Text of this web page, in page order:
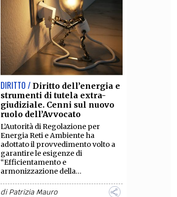
DIRITTO / Diritto dell’energia e
strumenti di tutela extra-
giudiziale. Cenni sul nuovo
ruolo dell’Avvocato
L’Autorità di Regolazione per
Energia Reti e Ambiente ha
adottato il provvedimento volto a
garantire le esigenze di
“Efficientamento e
armonizzazione della...
diPatrizia Mauro